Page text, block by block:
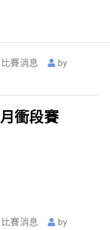
比賽消息
by
衝段賽
比賽消息
by